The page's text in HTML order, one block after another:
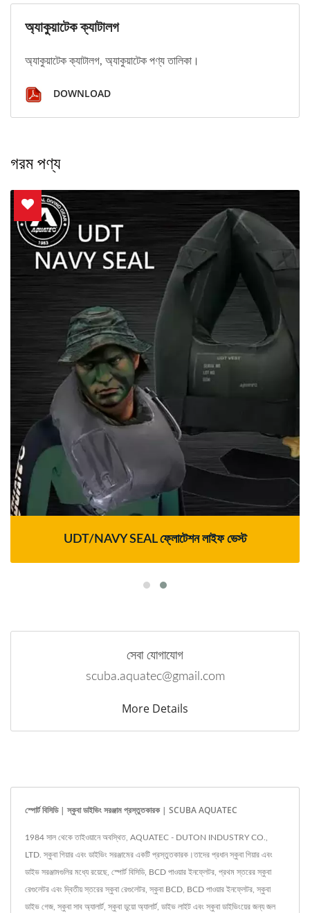
অ্যাকুয়াটেক ক্যাটালগ
অ্যাকুয়াটেক ক্যাটালগ, অ্যাকুয়াটেক পণ্য তালিকা।
DOWNLOAD
গরম পণ্য
UDT/NAVY SEAL ফ্লোটেশন লাইফ ভেস্ট
সেবা যোগাযোগ
scuba.aquatec@gmail.com
More Details
স্পোর্ট বিসিডি | স্কুবা ডাইভিং সরঞ্জাম প্রস্তুতকারক | SCUBA AQUATEC
1984 সাল থেকে তাইওয়ানে অবস্থিত, AQUATEC - DUTON INDUSTRY CO.,
LTD. স্কুবা গিয়ার এবং ডাইভিং সরঞ্জামের একটি প্রস্তুতকারক।তাদের প্রধান স্কুবা গিয়ার এবং
ডাইভ সরঞ্জামগুলির মধ্যে রয়েছে, স্পোর্ট বিসিডি, BCD পাওয়ার ইনফ্লেটর, প্রথম স্তরের স্কুবা
রেগুলেটর এবং দ্বিতীয় স্তরের স্কুবা রেগুলেটর, স্কুবা BCD, BCD পাওয়ার ইনফ্লেটর, স্কুবা
ডাইভ গেজ, স্কুবা সাব অ্যালার্ট, স্কুবা ডুয়ো অ্যালার্ট, ডাইভ লাইট এবং স্কুবা ডাইভিংয়ের জন্য জল